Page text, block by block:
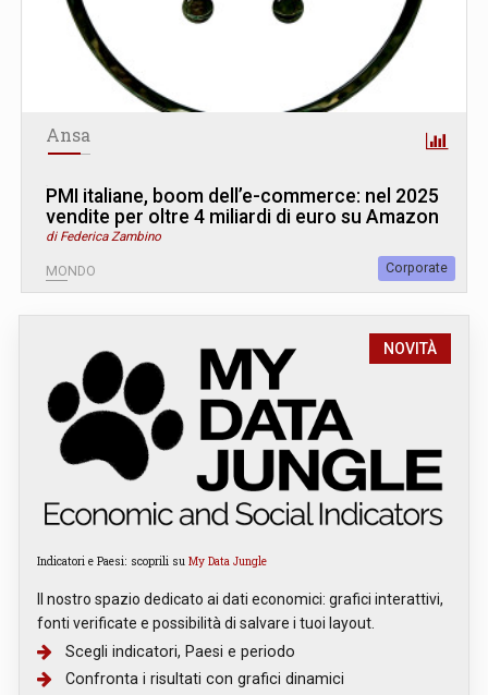
Ansa
PMI italiane, boom dell’e-commerce: nel 2025
vendite per oltre 4 miliardi di euro su Amazon
di Federica Zambino
MONDO Corporate
NOVITÀ
Indicatori e Paesi: scoprili su My Data Jungle
Il nostro spazio dedicato ai dati economici: grafici interattivi,
fonti verificate e possibilità di salvare i tuoi layout.
Scegli indicatori, Paesi e periodo
Confronta i risultati con grafici dinamici